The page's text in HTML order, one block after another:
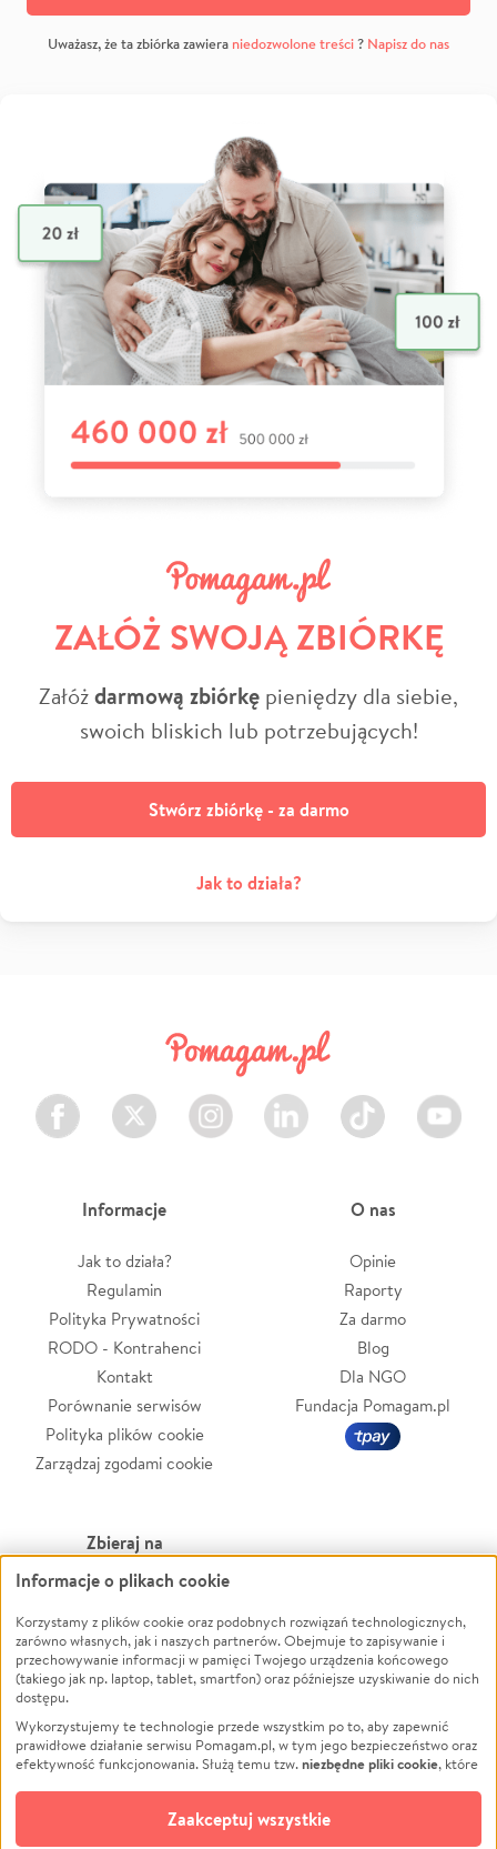
Uważasz, że ta zbiórka zawiera niedozwolone treści? Napisz do nas
ZAŁÓŻ SWOJĄ ZBIÓRKĘ
Załóżdarmową zbiórkę pieniędzy dla siebie,
swoich bliskich lub potrzebujących!
Stwórz zbiórkę - za darmo
Jak to działa?
Facebook Twitter Instagram LinkedIn TikTok Youtube
Informacje
Jak to działa?
Regulamin
Polityka Prywatności
RODO - Kontrahenci
Kontakt
Porównanie serwisów
Polityka plików cookie
Zarządzaj zgodami cookie
O nas
Opinie
Raporty
Za darmo
Blog
Dla NGO
Fundacja Pomagam.pl
Zbieraj na
Leczenie
Zwierzęta
Pożar
Ukraina
Pomoc Finansowa
Projekty
Pogrzeb
Społeczność lokalna
Powódź
Wichura
NGO
Edukacja
Podróż
Impreza
Ochrona środowiska
Informacje o plikach cookie
Korzystamy z plików cookie oraz podobnych rozwiązań technologicznych,
zarówno własnych, jak i naszych partnerów. Obejmuje to zapisywanie i
przechowywanie informacji w pamięci Twojego urządzenia końcowego
(takiego jak np. laptop, tablet, smartfon) oraz późniejsze uzyskiwanie do nich
dostępu.
Wykorzystujemy te technologie przede wszystkim po to, aby zapewnić
prawidłowe działanie serwisu Pomagam.pl, w tym jego bezpieczeństwo oraz
efektywność funkcjonowania. Służą temu tzw.niezbędne pliki cookie, które
opcjonalnych plików cookie
technologii do celów analitycznych i retargetingowych. Możesz wyrazić
Zaakceptuj wszystkie